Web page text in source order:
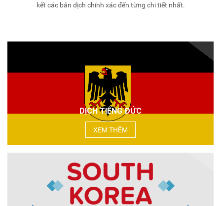
kết các bản dịch chính xác đến từng chi tiết nhất.
DỊCH TIẾNG ĐỨC
XEM THÊM